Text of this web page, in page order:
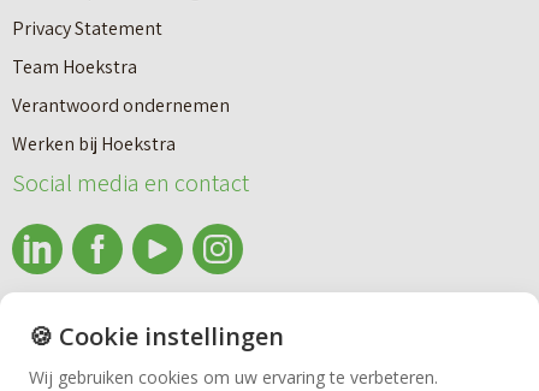
Nieuwbouw
Huren
Bedrijfsmakelaardij
Privacy Statement
Team Hoekstra
Verantwoord ondernemen
Werken bij Hoekstra
Social media en contact
info@makelaardijhoekstra.nl
Alle contactgegevens
🍪 Cookie instellingen
Wij gebruiken cookies om uw ervaring te verbeteren.